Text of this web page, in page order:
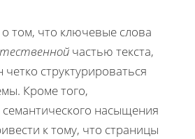
том, что ключевые слова
частью текста,
структурироваться
Кроме того,
насыщения
к тому, что страницы